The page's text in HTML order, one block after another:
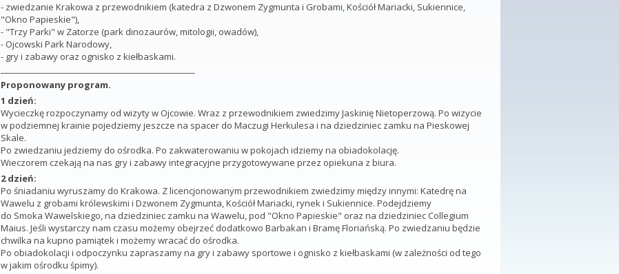
- zwiedzanie Krakowa z przewodnikiem (katedra z Dzwonem Zygmunta i Grobami, Kościół Mariacki, Sukiennice,
"Okno Papieskie"),
- "Trzy Parki" w Zatorze (park dinozaurów, mitologii, owadów),
- Ojcowski Park Narodowy,
- gry i zabawy oraz ognisko z kiełbaskami.
Proponowany program.
1 dzień:
Wycieczkę rozpoczynamy od wizyty w Ojcowie. Wraz z przewodnikiem zwiedzimy Jaskinię Nietoperzową. Po wizycie
w podziemnej krainie pojedziemy jeszcze na spacer do Maczugi Herkulesa i na dziedziniec zamku na Pieskowej
Skale.
Po zwiedzaniu jedziemy do ośrodka. Po zakwaterowaniu w pokojach idziemy na obiadokolację.
Wieczorem czekają na nas gry i zabawy integracyjne przygotowywane przez opiekuna z biura.
2 dzień:
Po śniadaniu wyruszamy do Krakowa. Z licencjonowanym przewodnikiem zwiedzimy między innymi: Katedrę na
Wawelu z grobami królewskimi i Dzwonem Zygmunta, Kościół Mariacki, rynek i Sukiennice. Podejdziemy
do Smoka Wawelskiego, na dziedziniec zamku na Wawelu, pod "Okno Papieskie" oraz na dziedziniec Collegium
Maius. Jeśli wystarczy nam czasu możemy obejrzeć dodatkowo Barbakan i Bramę Floriańską. Po zwiedzaniu będzie
chwilka na kupno pamiątek i możemy wracać do ośrodka.
Po obiadokolacji i odpoczynku zapraszamy na gry i zabawy sportowe i ognisko z kiełbaskami (w zależności od tego
w jakim ośrodku śpimy).